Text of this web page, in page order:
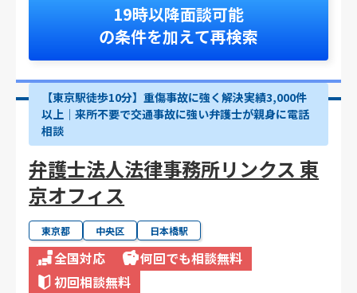
19時以降面談可能
の条件を加えて再検索
【東京駅徒歩10分】重傷事故に強く解決実績3,000件
以上│来所不要で交通事故に強い弁護士が親身に電話
相談
弁護士法人法律事務所リンクス 東
京オフィス
東京都 中央区 日本橋駅
全国対応
何回でも相談無料
初回相談無料